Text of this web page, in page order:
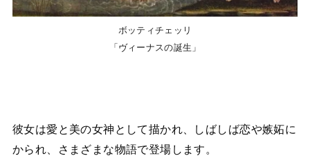
ボッティチェッリ
「ヴィーナスの誕生」
彼女は愛と美の女神として描かれ、しばしば恋や嫉妬に
かられ、さまざまな物語で登場します。